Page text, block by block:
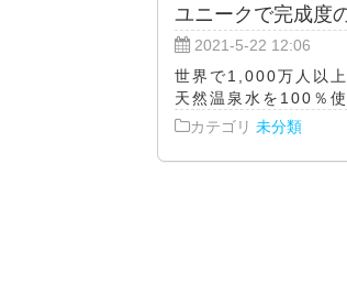
ユニークで完成度
2021-5-22 12:06
世界で1,000万人以
天然温泉水を100％
カテゴリ 未分類